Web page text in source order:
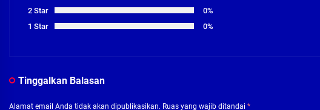
2 Star
0%
1 Star
0%
Tinggalkan Balasan
Alamat email Anda tidak akan dipublikasikan. Ruas yang wajib ditandai *